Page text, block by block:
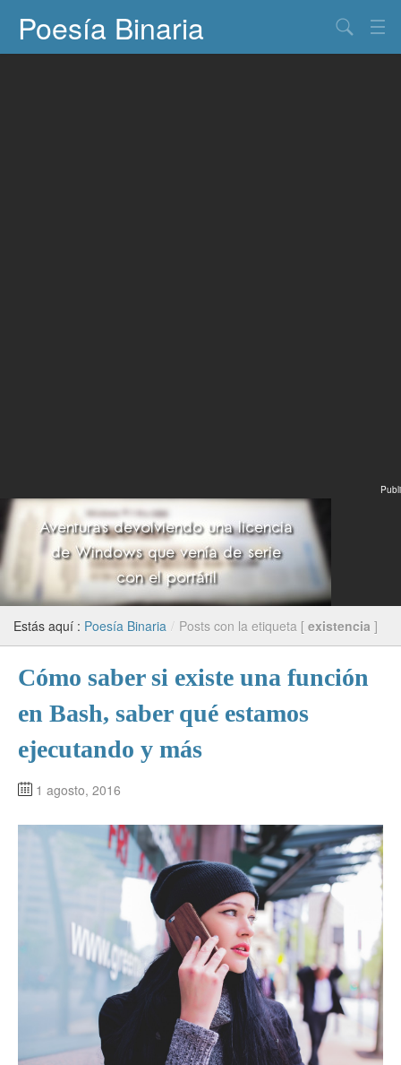
Poesía Binaria
Publi
Estás aquí : Poesía Binaria / Posts con la etiqueta [ existencia ]
Cómo saber si existe una función
en Bash, saber qué estamos
ejecutando y más
1 agosto, 2016